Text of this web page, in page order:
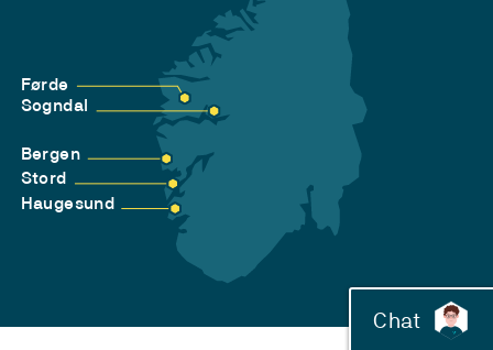
Førde
Sogndal
Bergen
Stord
Haugesund
Chat